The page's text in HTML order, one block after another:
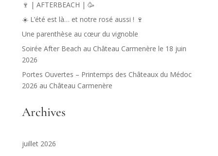
🍷 | AFTERBEACH | 🥳
☀️ L’été est là… et notre rosé aussi ! 🍷
Une parenthèse au cœur du vignoble
Soirée After Beach au Château Carmenère le 18 juin
2026
Portes Ouvertes – Printemps des Châteaux du Médoc
2026 au Château Carmenère
Archives
juillet 2026